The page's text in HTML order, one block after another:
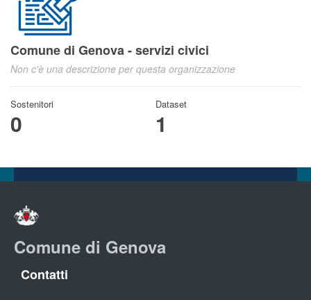
Comune di Genova - servizi civici
Non c'è una descrizione per questa organizzazione
Sostenitori
0
Dataset
1
Comune di Genova
Contatti